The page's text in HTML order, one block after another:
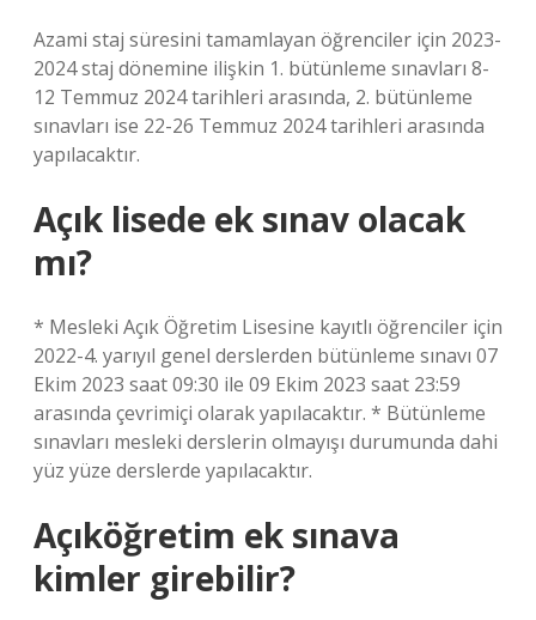
Azami staj süresini tamamlayan öğrenciler için 2023-
2024 staj dönemine ilişkin 1. bütünleme sınavları 8-
12 Temmuz 2024 tarihleri ​​arasında, 2. bütünleme
sınavları ise 22-26 Temmuz 2024 tarihleri ​​arasında
yapılacaktır.
Açık lisede ek sınav olacak
mı?
* Mesleki Açık Öğretim Lisesine kayıtlı öğrenciler için
2022-4. yarıyıl genel derslerden bütünleme sınavı 07
Ekim 2023 saat 09:30 ile 09 Ekim 2023 saat 23:59
arasında çevrimiçi olarak yapılacaktır. * Bütünleme
sınavları mesleki derslerin olmayışı durumunda dahi
yüz yüze derslerde yapılacaktır.
Açıköğretim ek sınava
kimler girebilir?